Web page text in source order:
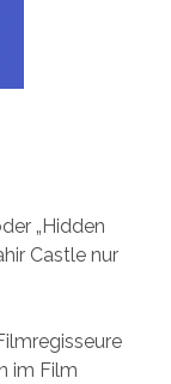
„Hidden
Castle nur
im Film